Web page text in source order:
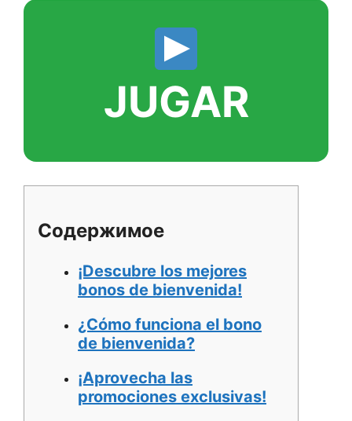
JUGAR
Содержимое
¡Descubre los mejores
bonos de bienvenida!
¿Cómo funciona el bono
de bienvenida?
¡Aprovecha las
promociones exclusivas!